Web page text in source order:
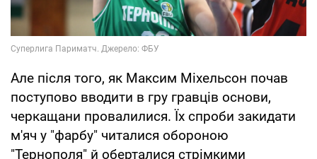
Але після того, як Максим Міхельсон почав
поступово вводити в гру гравців основи,
черкащани провалилися. Їх спроби закидати
м'яч у "фарбу" читалися обороною
"Тернополя" й оберталися стрімкими